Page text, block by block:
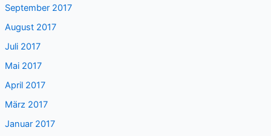
September 2017
August 2017
Juli 2017
Mai 2017
April 2017
März 2017
Januar 2017